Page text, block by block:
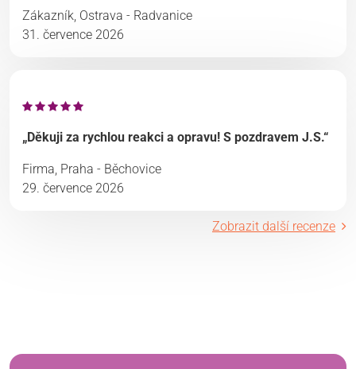
Zákazník, Ostrava - Radvanice
31. července 2026
„Děkuji za rychlou reakci a opravu! S pozdravem J.S.“
Firma, Praha - Běchovice
29. července 2026
Zobrazit další recenze